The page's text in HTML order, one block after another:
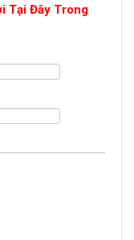
Tại Đây Trong